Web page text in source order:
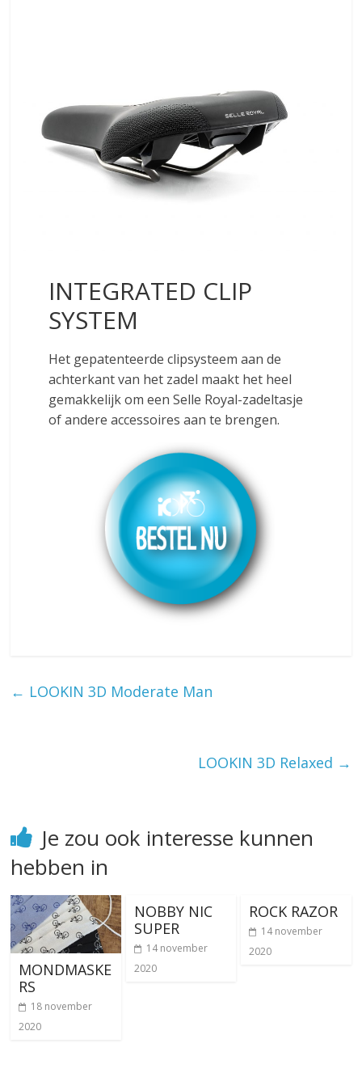
INTEGRATED CLIP
SYSTEM
Het gepatenteerde clipsysteem aan de
achterkant van het zadel maakt het heel
gemakkelijk om een Selle Royal-zadeltasje
of andere accessoires aan te brengen.
← LOOKIN 3D Moderate Man
LOOKIN 3D Relaxed →
Je zou ook interesse kunnen
hebben in
MONDMASKE
RS
18 november
2020
NOBBY NIC
SUPER
14 november
2020
ROCK RAZOR
14 november
2020